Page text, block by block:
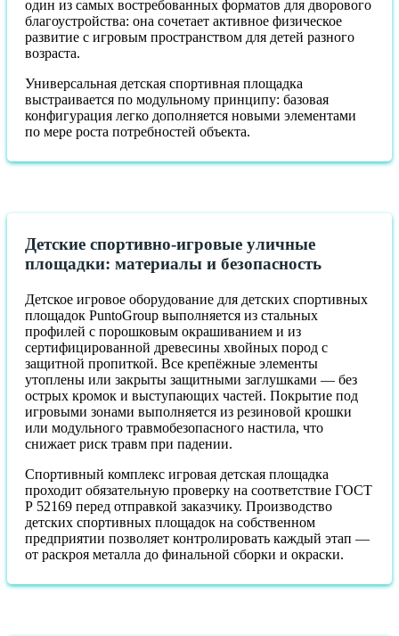
один из самых востребованных форматов для дворового
благоустройства: она сочетает активное физическое
развитие с игровым пространством для детей разного
возраста.
Универсальная детская спортивная площадка
выстраивается по модульному принципу: базовая
конфигурация легко дополняется новыми элементами
по мере роста потребностей объекта.
Детские спортивно-игровые уличные
площадки: материалы и безопасность
Детское игровое оборудование для детских спортивных
площадок PuntoGroup выполняется из стальных
профилей с порошковым окрашиванием и из
сертифицированной древесины хвойных пород с
защитной пропиткой. Все крепёжные элементы
утоплены или закрыты защитными заглушками — без
острых кромок и выступающих частей. Покрытие под
игровыми зонами выполняется из резиновой крошки
или модульного травмобезопасного настила, что
снижает риск травм при падении.
Спортивный комплекс игровая детская площадка
проходит обязательную проверку на соответствие ГОСТ
Р 52169 перед отправкой заказчику. Производство
детских спортивных площадок на собственном
предприятии позволяет контролировать каждый этап —
от раскроя металла до финальной сборки и окраски.